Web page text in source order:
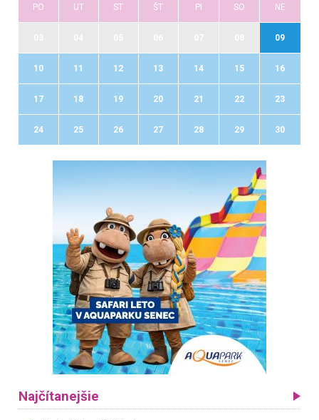
PO UT ST ŠT PI SO NE
09
10 11 12 13 14 15 16
17 18 19 20 21 22 23
24 25 26 27 28 29 30
Najčítanejšie